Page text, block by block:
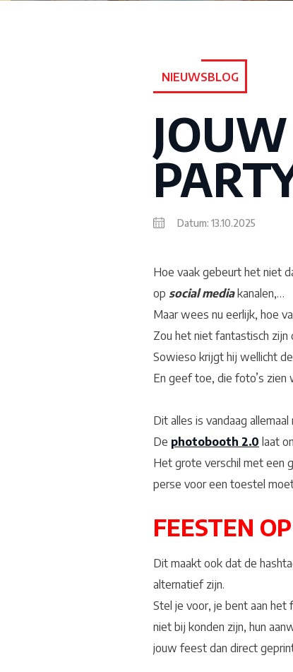
NIEUWSBLOG
Datum: 13.10.2025
Hoe vaak gebeurt het niet
op social mediakanalen,…
Maar wees nu eerlijk, hoe
Zou het niet fantastisch
Sowieso krijgt hij wellicht
En geef toe, die foto’s
Dit alles is vandaag
De photobooth 2.0 laat
Het grote verschil met een
perse voor een toestel
FEESTEN
Dit maakt ook dat de
alternatief zijn.
Stel je voor, je bent aan
niet bij konden zijn, hun
jouw feest dan direct